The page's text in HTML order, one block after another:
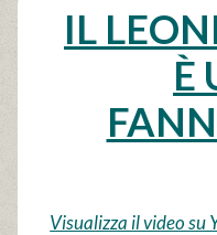
IL
È
Visualizza il video su